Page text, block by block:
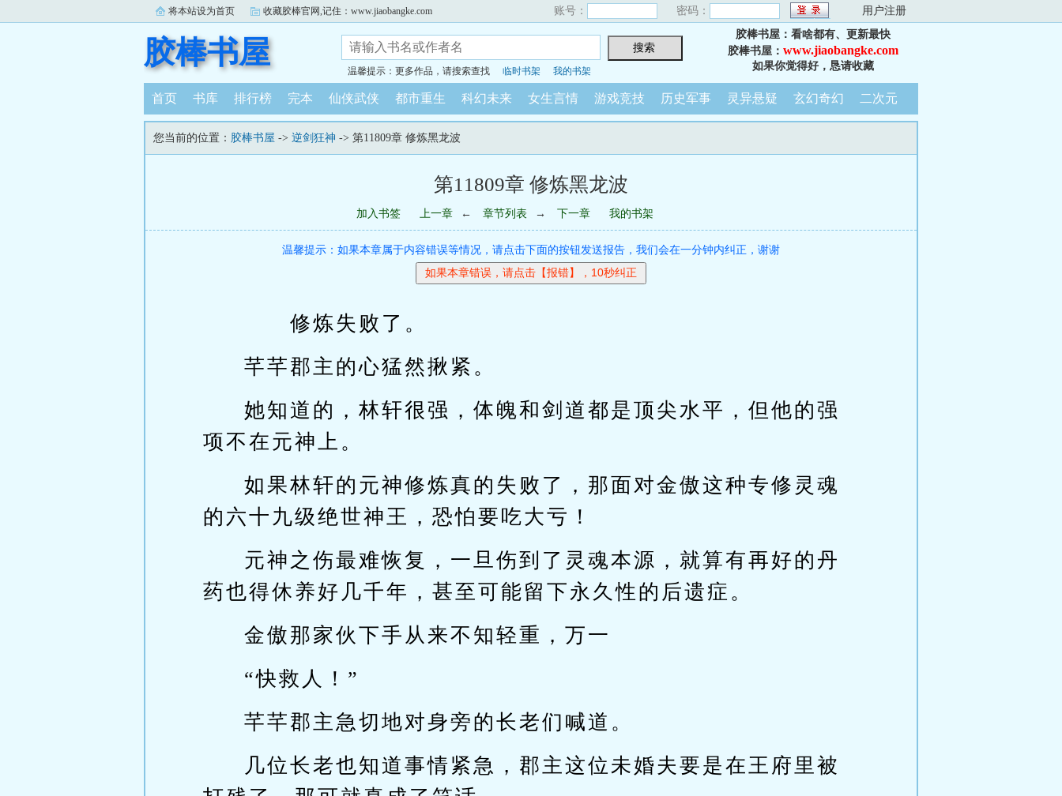
将本站设为首页 收藏胶棒官网,记住：www.jiaobangke.com 账号： 密码： 用户注册
胶棒书屋
温馨提示：更多作品，请搜索查找 临时书架 我的书架
胶棒书屋：看啥都有、更新最快
胶棒书屋： www.jiaobangke.com
如果你觉得好，恳请收藏
首页 书库 排行榜 完本 仙侠武侠 都市重生 科幻未来 女生言情 游戏竞技 历史军事 灵异悬疑 玄幻奇幻 二次元
您当前的位置： 胶棒书屋 -> 逆剑狂神 -> 第11809章 修炼黑龙波
第11809章 修炼黑龙波
加入书签 上一章 ← 章节列表 → 下一章 我的书架
温馨提示：如果本章属于内容错误等情况，请点击下面的按钮发送报告，我们会在一分钟内纠正，谢谢
修炼失败了。
芊芊郡主的心猛然揪紧。
她知道的，林轩很强，体魄和剑道都是顶尖水平，但他的强
项不在元神上。
如果林轩的元神修炼真的失败了，那面对金傲这种专修灵魂
的六十九级绝世神王，恐怕要吃大亏！
元神之伤最难恢复，一旦伤到了灵魂本源，就算有再好的丹
药也得休养好几千年，甚至可能留下永久性的后遗症。
金傲那家伙下手从来不知轻重，万一
“快救人！”
芊芊郡主急切地对身旁的长老们喊道。
几位长老也知道事情紧急，郡主这位未婚夫要是在王府里被